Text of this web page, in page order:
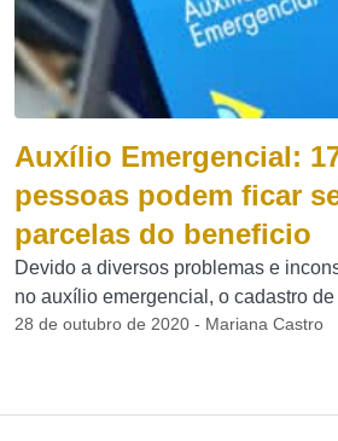
Auxílio Emergencial:
pessoas podem ficar
parcelas do beneficio
Devido a diversos problemas e
no auxílio emergencial, o cadastro
28 de outubro de 2020 - Mariana Castro